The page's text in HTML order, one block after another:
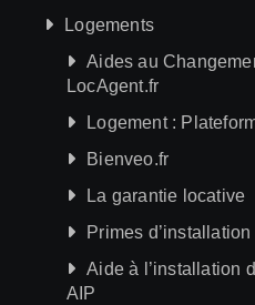
Logements
Aides au
LocAgent.fr
Logement :
Bienveo.fr
La garantie locative
Primes d’installation
Aide à l’installation
AIP